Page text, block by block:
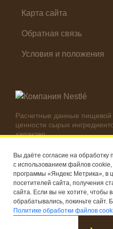
Карта сайта
Обратная связь
Условия и положения
Расчетные данные
ценности сырых
характер.
используемых ингредиентов.
© Компания Nestlé, 2026 г.
®Владелец товарных знаков:
(Швейцария)
Вы даёте согласие на
с использованием файлов
программы «Яндекс Метрика», в
посетителей сайта, получения
сайта. Если вы не хотите,
обрабатывались, покиньте
Политике обработки файлов